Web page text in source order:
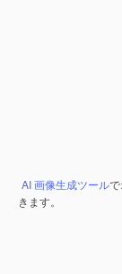
AI 画像生成ツール
きます。